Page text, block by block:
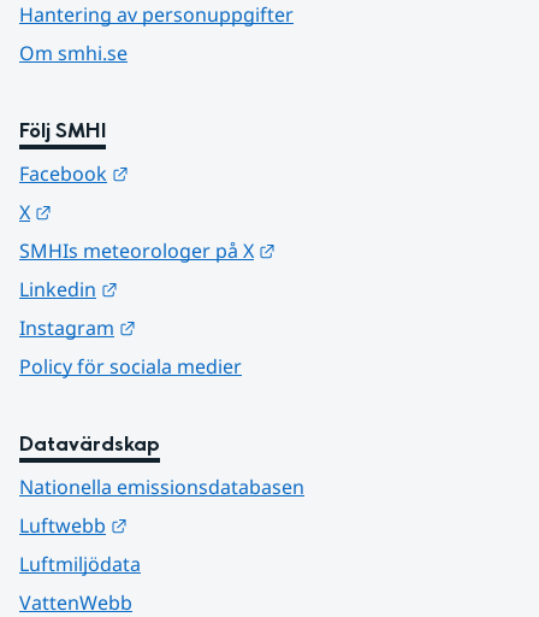
Hantering av personuppgifter
Om smhi.se
Följ SMHI
Facebook
X
SMHIs meteorologer på X
Linkedin
Instagram
Policy för sociala medier
Datavärdskap
Nationella emissionsdatabasen
Luftwebb
Luftmiljödata
VattenWebb